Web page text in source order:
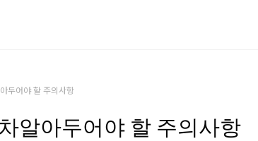
두어야 할 주의사항
알아두어야 할 주의사항